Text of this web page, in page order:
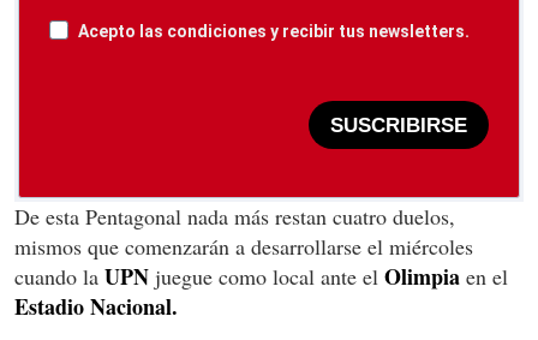
Acepto las condiciones y recibir tus newsletters.
SUSCRIBIRSE
De esta Pentagonal nada más restan cuatro duelos,
mismos que comenzarán a desarrollarse el miércoles
cuando la UPN juegue como local ante el Olimpia en el
Estadio Nacional.